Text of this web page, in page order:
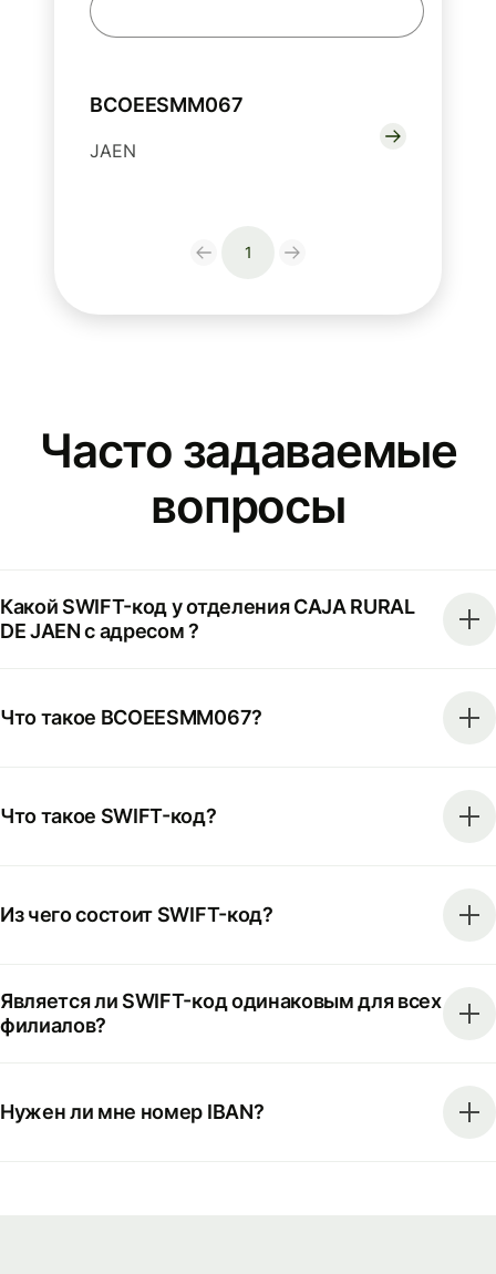
BCOEESMM067
JAEN
1
Часто задаваемые
вопросы
Какой SWIFT-код у отделения CAJA RURAL
DE JAEN с адресом ?
Что такое BCOEESMM067?
Что такое SWIFT-код?
Из чего состоит SWIFT-код?
Является ли SWIFT-код одинаковым для всех
филиалов?
Нужен ли мне номер IBAN?